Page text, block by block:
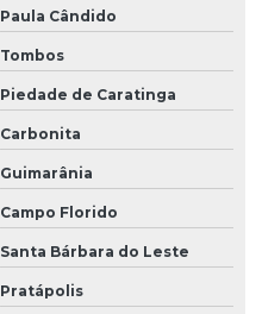
Paula Cândido
Tombos
Piedade de Caratinga
Carbonita
Guimarânia
Campo Florido
Santa Bárbara do Leste
Pratápolis